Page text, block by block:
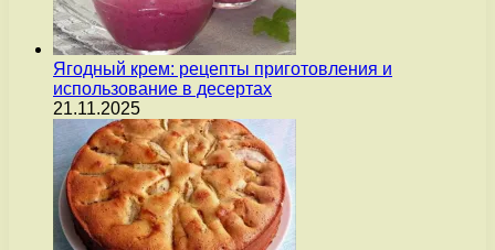
Ягодный крем: рецепты приготовления и
использование в десертах
21.11.2025